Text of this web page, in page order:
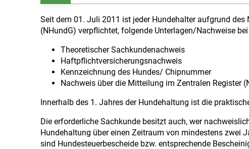
Seit dem 01. Juli 2011 ist jeder Hundehalter aufgrund
(NHundG) verpflichtet, folgende Unterlagen/Nachweise
Theoretischer Sachkundenachweis
Haftpflichtversicherungsnachweis
Kennzeichnung des Hundes/ Chipnummer
Nachweis über die Mitteilung im Zentralen Register
Innerhalb des 1. Jahres der Hundehaltung ist die
Die erforderliche Sachkunde besitzt auch, wer
Hundehaltung über einen Zeitraum von mindestens zwei
sind Hundesteuerbescheide bzw. entsprechende